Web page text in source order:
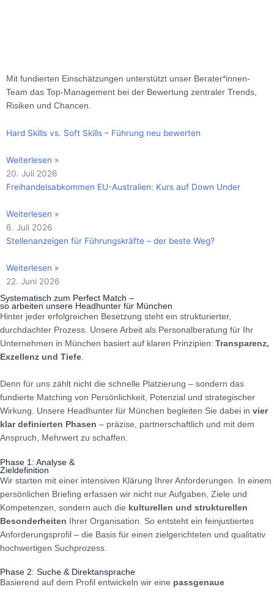
Mit fundierten Einschätzungen unterstützt unser Berater*innen-
Team das Top-Management bei der Bewertung zentraler Trends,
Risiken und Chancen.
Hard Skills vs. Soft Skills – Führung neu bewerten
Weiterlesen »
20. Juli 2026
Freihandelsabkommen EU-Australien: Kurs auf Down Under
Weiterlesen »
6. Juli 2026
Stellenanzeigen für Führungskräfte – der beste Weg?
Weiterlesen »
22. Juni 2026
Systematisch zum Perfect Match –
so arbeiten unsere Headhunter für München
Hinter jeder erfolgreichen Besetzung steht ein strukturierter,
durchdachter Prozess. Unsere Arbeit als Personalberatung für Ihr
Unternehmen in München basiert auf klaren Prinzipien: Transparenz,
Exzellenz und Tiefe
Denn für uns zählt nicht die schnelle Platzierung – sondern das
fundierte Matching von Persönlichkeit, Potenzial und strategischer
Wirkung. Unsere Headhunter für München begleiten Sie dabei in vier
klar definierten Phasen – präzise, partnerschaftlich und mit dem
Anspruch, Mehrwert zu schaffen.
Phase 1: Analyse &
Zieldefinition
Wir starten mit einer intensiven Klärung Ihrer Anforderungen. In einem
persönlichen Briefing erfassen wir nicht nur Aufgaben, Ziele und
Kompetenzen, sondern auch die kulturellen und strukturellen
Besonderheiten Ihrer Organisation. So entsteht ein feinjustiertes
Anforderungsprofil – die Basis für einen zielgerichteten und qualitativ
hochwertigen Suchprozess.
Phase 2: Suche & Direktansprache
Basierend auf dem Profil entwickeln wir eine passgenaue